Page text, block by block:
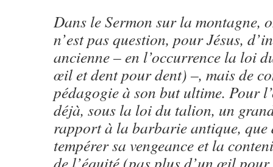
Dans le Sermon sur la montagne,
n’est pas question, pour Jésus,
ancienne – en l’occurrence la loi
œil et dent pour dent) –, mais de
pédagogie à son but ultime. Pour
déjà, sous la loi du talion, un
rapport à la barbarie antique, que
tempérer sa vengeance et la
de l’équité (pas plus d’un œil